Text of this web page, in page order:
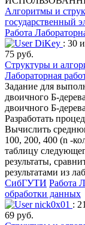
Алгоритмы и
государственный
Работа
DiKey : 30
75 руб.
Структуры и
Лабораторная
Задание для
двоичного Б-
двоичного Б-
Разработать
Вычислить
100, 200, 400 (n -
таблицу
результаты,
результатами из
СибГУТИ Работа
обработки данных
nick0x01 :
69 руб.